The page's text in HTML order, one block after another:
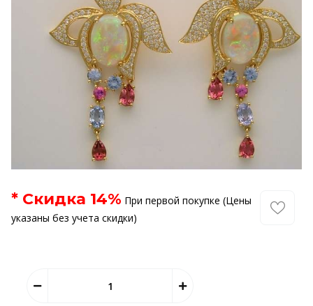
* Скидка 14% При первой покупке (Цены
указаны без учета скидки)